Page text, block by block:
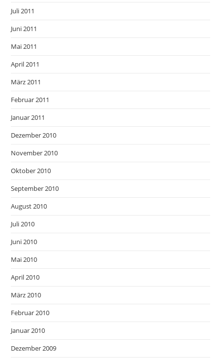
Juli 2011
Juni 2011
Mai 2011
April 2011
März 2011
Februar 2011
Januar 2011
Dezember 2010
November 2010
Oktober 2010
September 2010
August 2010
Juli 2010
Juni 2010
Mai 2010
April 2010
März 2010
Februar 2010
Januar 2010
Dezember 2009